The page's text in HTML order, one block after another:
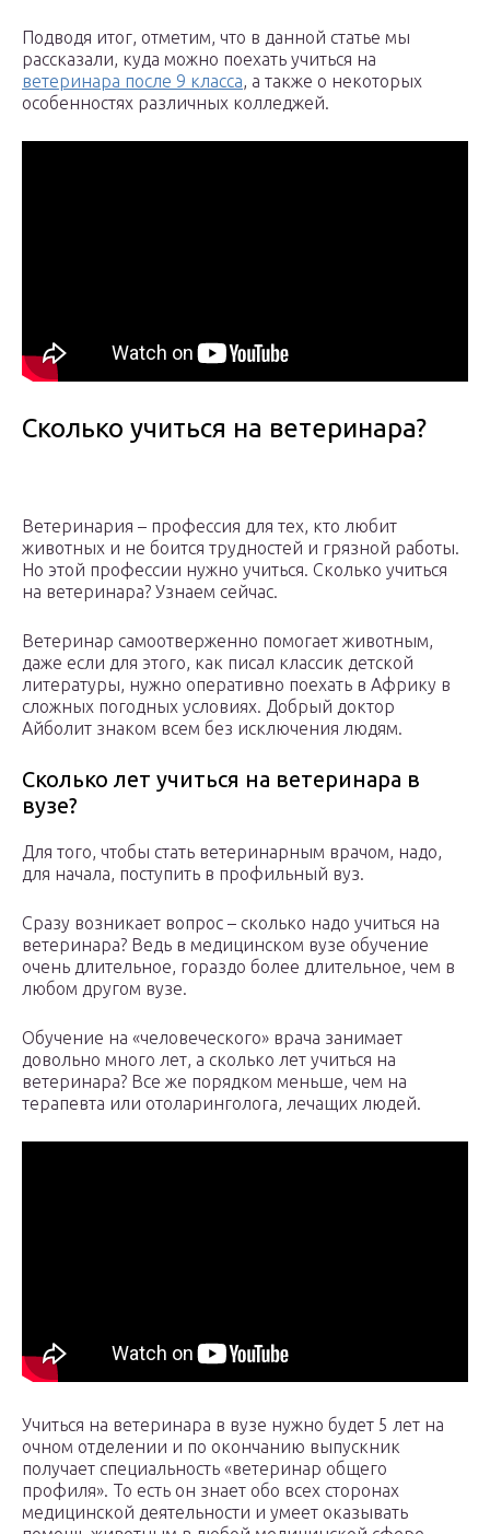
Подводя итог, отметим, что в данной статье мы
рассказали, куда можно поехать учиться на
ветеринара после 9 класса, а также о некоторых
особенностях различных колледжей.
Сколько учиться на ветеринара?
Ветеринария – профессия для тех, кто любит
животных и не боится трудностей и грязной работы.
Но этой профессии нужно учиться. Сколько учиться
на ветеринара? Узнаем сейчас.
Ветеринар самоотверженно помогает животным,
даже если для этого, как писал классик детской
литературы, нужно оперативно поехать в Африку в
сложных погодных условиях. Добрый доктор
Айболит знаком всем без исключения людям.
Сколько лет учиться на ветеринара в
вузе?
Для того, чтобы стать ветеринарным врачом, надо,
для начала, поступить в профильный вуз.
Сразу возникает вопрос – сколько надо учиться на
ветеринара? Ведь в медицинском вузе обучение
очень длительное, гораздо более длительное, чем в
любом другом вузе.
Обучение на «человеческого» врача занимает
довольно много лет, а сколько лет учиться на
ветеринара? Все же порядком меньше, чем на
терапевта или отоларинголога, лечащих людей.
Учиться на ветеринара в вузе нужно будет 5 лет на
очном отделении и по окончанию выпускник
получает специальность «ветеринар общего
профиля». То есть он знает обо всех сторонах
медицинской деятельности и умеет оказывать